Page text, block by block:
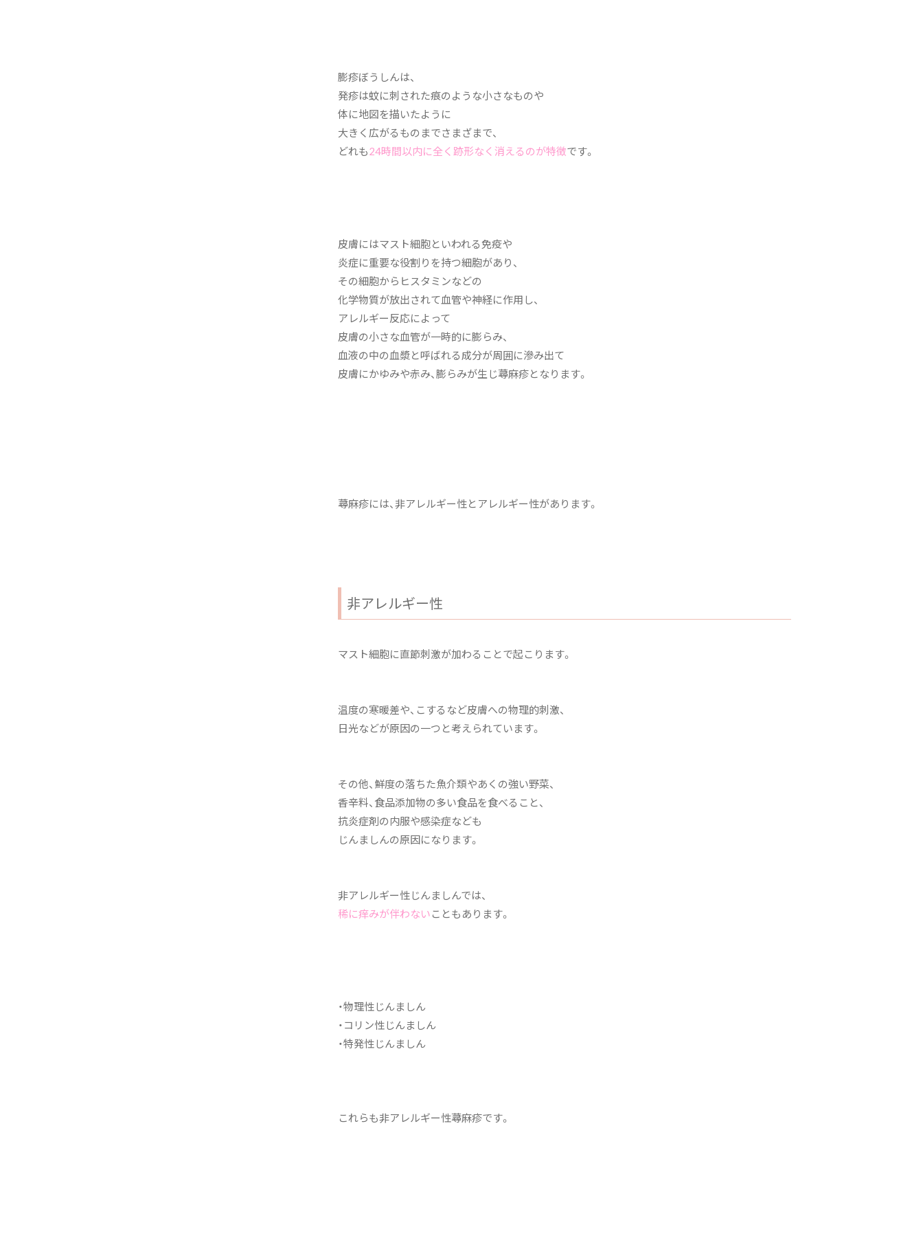
膨疹ぼうしんは、
発疹は蚊に刺された痕のような小さなものや
体に地図を描いたように
大きく広がるものまでさまざまで、
どれも24時間以内に全く跡形なく消えるのが特徴です。
皮膚にはマスト細胞といわれる免疫や
炎症に重要な役割りを持つ細胞があり、
その細胞からヒスタミンなどの
化学物質が放出されて血管や神経に作用し、
アレルギー反応によって
皮膚の小さな血管が一時的に膨らみ、
血液の中の血漿と呼ばれる成分が周囲に滲み出て
皮膚にかゆみや赤み、膨らみが生じ蕁麻疹となります。
蕁麻疹には、非アレルギー性とアレルギー性があります。
非アレルギー性
マスト細胞に直節刺激が加わることで起こります。
温度の寒暖差や、こするなど皮膚への物理的刺激、
日光などが原因の一つと考えられています。
その他、鮮度の落ちた魚介類やあくの強い野菜、
香辛料、食品添加物の多い食品を食べること、
抗炎症剤の内服や感染症なども
じんましんの原因になります。
非アレルギー性じんましんでは、
稀に痒みが伴わないこともあります。
・物理性じんましん
・コリン性じんましん
・特発性じんましん
これらも非アレルギー性蕁麻疹です。